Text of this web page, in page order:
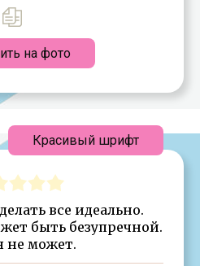
на фото
все идеально.
быть безупречной.
не может.
Красивый шрифт